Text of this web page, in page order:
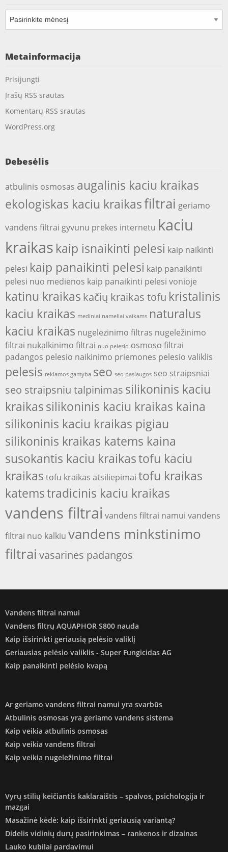
Metainformacija
Prisijungti
Įrašų RSS srautas
Komentarų RSS srautas
WordPress.org
Debesėlis
atbulinis osmosas augalinis kaciu kraikas
ekologiskas kaciu kraikasfiltrai geriamo
vandens filtrai gyvunu prekes internetu kaciu
kraikas kaip isnaikinti pelesi kaip naikinti
pelesi kaip panaikinti pelesi kaip panaikinti
pelesi nuo medienos kaip panaikinti pelesi vonioje
katinu kraikas kačių kraikas tofu kristalinis
kaciu kraikas mediniai nameliai vaikams naturalus
kaciu kraikas nugelezinimo filtras nugeležinimo
filtrai nukalkinimo filtrai nuo pelesio osmoso filtrai
padangos pelesio naikinimo priemones pelesio valiklis
pelesis reklamos gamyba seo seo paslaugos seo straipsniai
seo straipsniu talpinimas silikoninis kaciu
kraikassilikoninis kaciu kraikas kaina
silikoninis kaciu kraikas pigiau
silikoninis kraikas katems kaina
susokantis kaciu kraikastofu kaciu
kraikas tofu kraikas atsiliepimai tofu kraikas
katemstradicinis kaciu kraikas
vandens filtrai vandens filtrai namui vandens
filtrai nuo kalkiu vandens minkstinimo
filtrai vasarines padangos
Vandens filtrai namui
Vandens filtrų AQUAPHOR S800 nauda
Kaip išsirinkti geriausią pelėsio valiklį
Geriausias pelėsio valiklis - Super Fungicidas AG
Kaip panaikinti pelėsio kvapą
Ar geriamo vandens filtrai namui yra svarbūs
Atbulinis osmosas yra geriamo vandens sistema
Kaip veikia atbulinis osmosas
Kaip veikia vandens filtrai
Kaip veikia nugeležinimo filtrai
Vyrų stilių keičiantis kaklaraištis – spalvos, psichologija ir
mazgai
Masažinė kėdė: kaip išsirinkti geriausią variantą?
Didelis vidinių durų pasirinkimas – rankenos ir dizainas
Lauko kubilai pardavimui